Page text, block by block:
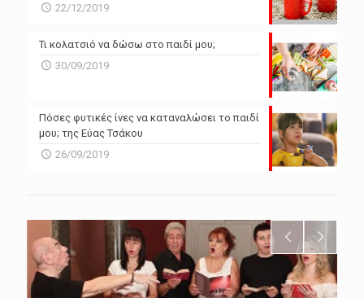
22/12/2019
Τι κολατσιό να δώσω στο παιδί μου;
30/09/2019
Πόσες φυτικές ίνες να καταναλώσει το παιδί
μου; της Εύας Τσάκου
26/09/2019